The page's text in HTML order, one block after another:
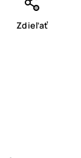
Zdieľať